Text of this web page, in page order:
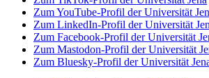
Zum YouTube-Profil der Universität
Zum LinkedIn-Profil der Universität
Zum Facebook-Profil der Universität
Zum Mastodon-Profil der Universität
Zum Bluesky-Profil der Universität